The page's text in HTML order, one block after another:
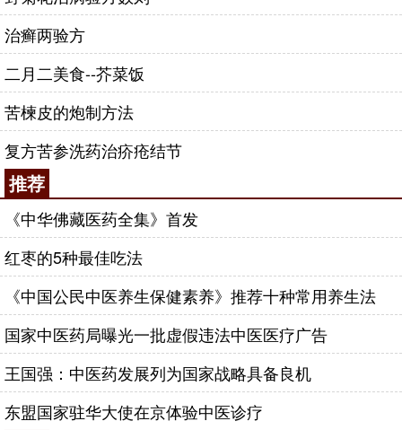
治癣两验方
二月二美食--芥菜饭
苦楝皮的炮制方法
复方苦参洗药治疥疮结节
推荐
《中华佛藏医药全集》首发
红枣的5种最佳吃法
《中国公民中医养生保健素养》推荐十种常用养生法
国家中医药局曝光一批虚假违法中医医疗广告
王国强：中医药发展列为国家战略具备良机
东盟国家驻华大使在京体验中医诊疗